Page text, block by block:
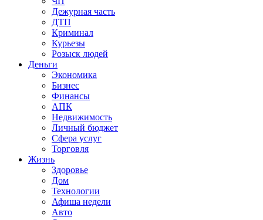
Дежурная часть
ДТП
Криминал
Курьезы
Розыск людей
Деньги
Экономика
Бизнес
Финансы
АПК
Недвижимость
Личный бюджет
Сфера услуг
Торговля
Жизнь
Здоровье
Дом
Технологии
Афиша недели
Авто